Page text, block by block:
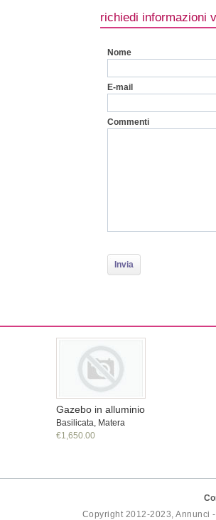
richiedi informazioni
Nome
E-mail
Commenti
Gazebo in alluminio
Basilicata, Matera
€1,650.00
Copyright 2012-2023, Annunci